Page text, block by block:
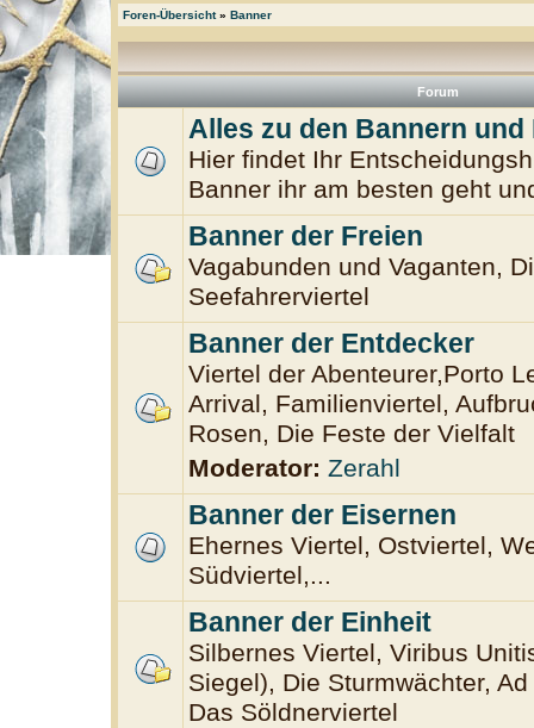
Foren-Übersicht» Banner
Forum
Alles zu den Bannern und
Hier findet Ihr
Banner ihr am besten geht
Banner der Freien
Vagabunden und Vaganten,
Seefahrerviertel
Banner der Entdecker
Viertel der Abenteurer,Porto
Arrival, Familienviertel,
Rosen, Die Feste der Vielfalt
Moderator: Zerahl
Banner der Eisernen
Ehernes Viertel, Ostviertel,
Südviertel,...
Banner der Einheit
Silbernes Viertel, Viribus
Siegel), Die Sturmwächter,
Das Söldnerviertel